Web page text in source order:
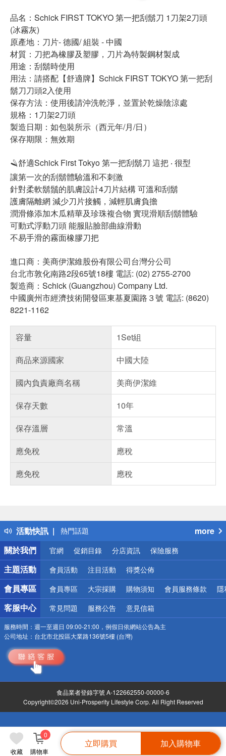
收藏 購物車
0
立即購買 加入購物車
品名：Schick FIRST TOKYO 第一把刮鬍刀 1刀架2刀頭
(冰霧灰)
原產地：刀片- 德國/ 組裝 - 中國
材質：刀把為橡膠及塑膠，刀片為特製鋼材製成
用途：刮鬍時使用
用法：請搭配【舒適牌】Schick FIRST TOKYO 第一把刮
鬍刀刀頭2入使用
保存方法：使用後請沖洗乾淨，並置於乾燥陰涼處
規格：1刀架2刀頭
製造日期：如包裝所示（西元年/月/日）
保存期限：無效期
🪒舒適Schick First Tokyo 第一把刮鬍刀 這把 ‧ 很型
讓第一次的刮鬍體驗溫和不刺激
針對柔軟鬍鬚的肌膚設計4刀片結構 可溫和刮鬍
護膚隔離網 減少刀片接觸，減輕肌膚負擔
潤滑條添加木瓜精華及珍珠複合物 實現滑順刮鬍體驗
可動式浮動刀頭 能服貼臉部曲線滑動
不易手滑的霧面橡膠刀把
進口商：美商伊潔維股份有限公司台灣分公司
台北市敦化南路2段65號18樓 電話: (02) 2755-2700
製造商：Schick (Guangzhou) Company Ltd.
中國廣州市經濟技術開發區東基夏園路３號 電話: (8620)
8221-1162
容量
1Set組
商品來源國家
中國大陸
國內負責廠商名稱
美商伊潔維
保存天數
10年
保存溫層
常溫
應免稅
應稅
應免稅
應稅
活動快訊
得獎公告
熱門話題
銀行優惠
偏遠地區配送
詐騙網頁！請小心！
more
關於我們
官網 促銷目錄 分店資訊 保險服務
主題活動 會員活動 注目活動 得獎公佈
會員專區 會員專區 大宗採購 購物須知 會員服務條款 隱
客服中心 常見問題 服務公告 意見信箱
服務時間： 週一至週日 09:00-21:00，例假日依網站公告為主
公司地址： 台北市北投區大業路136號5樓 (台灣)
食品業者登錄字號 A-122662550-00000-6
Copyright©2026 Uni-Prosperity Lifestyle Corp. All Right Reserved